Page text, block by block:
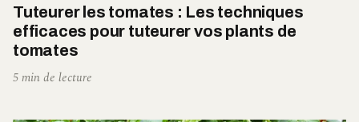
Tuteurer les tomates : Les techniques
efficaces pour tuteurer vos plants de
tomates
5 min de lecture